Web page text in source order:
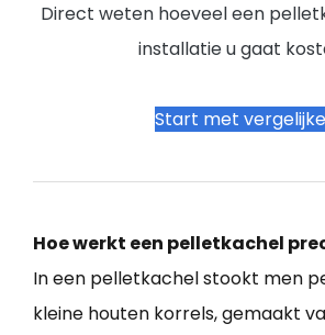
Direct weten hoeveel een
installatie u gaat
Start met
Hoe werkt een pelletkachel
In een pelletkachel stookt men
kleine houten korrels, gemaakt